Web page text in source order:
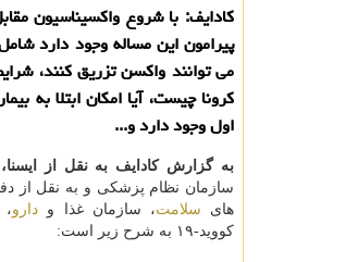
کادایف: با شروع واکسیناسیون
پیرامون این مساله وجود دارد
می توانند واکسن تزریق کنند،
اول وجود دارد و...
به گزارش کادایف به نقل از ایسنا،
سازمان نظام پزشکی و به نقل از
های سلامت، سازمان غذا و دارو
کووید-۱۹ به شرح زیر است: